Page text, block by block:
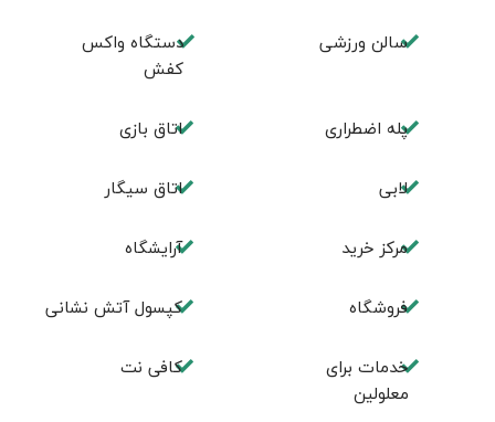
سالن ورزشی
دستگاه واکس
کفش
پله اضطراری اتاق بازی
لابی اتاق سیگار
مرکز خرید آرایشگاه
فروشگاه کپسول آتش نشانی
خدمات برای
معلولین
کافی نت